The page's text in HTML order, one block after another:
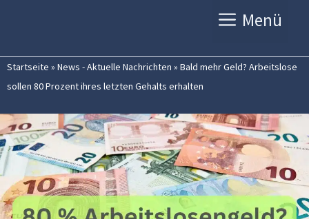
Menü
Startseite » News - Aktuelle Nachrichten » Bald mehr Geld? Arbeitslose
sollen 80 Prozent ihres letzten Gehalts erhalten